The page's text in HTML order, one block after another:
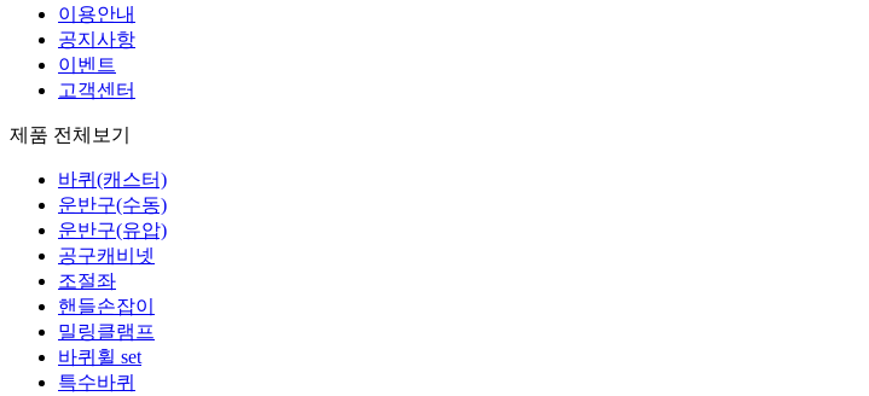
이용안내
공지사항
이벤트
고객센터
제품 전체보기
바퀴(캐스터)
운반구(수동)
운반구(유압)
공구캐비넷
조절좌
핸들손잡이
밀링클램프
바퀴휠 set
특수바퀴